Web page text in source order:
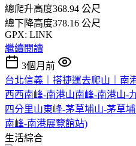
總爬升高度368.94 公尺
總下降高度378.16 公尺
GPX: LINK
繼續閱讀
3個月前
台北信義｜搭捷運去爬山｜南
西西南峰-南港山南峰-南港山-
四分里山東峰-茅草埔山-茅草
南峰-南港展覽館站)
生活綜合